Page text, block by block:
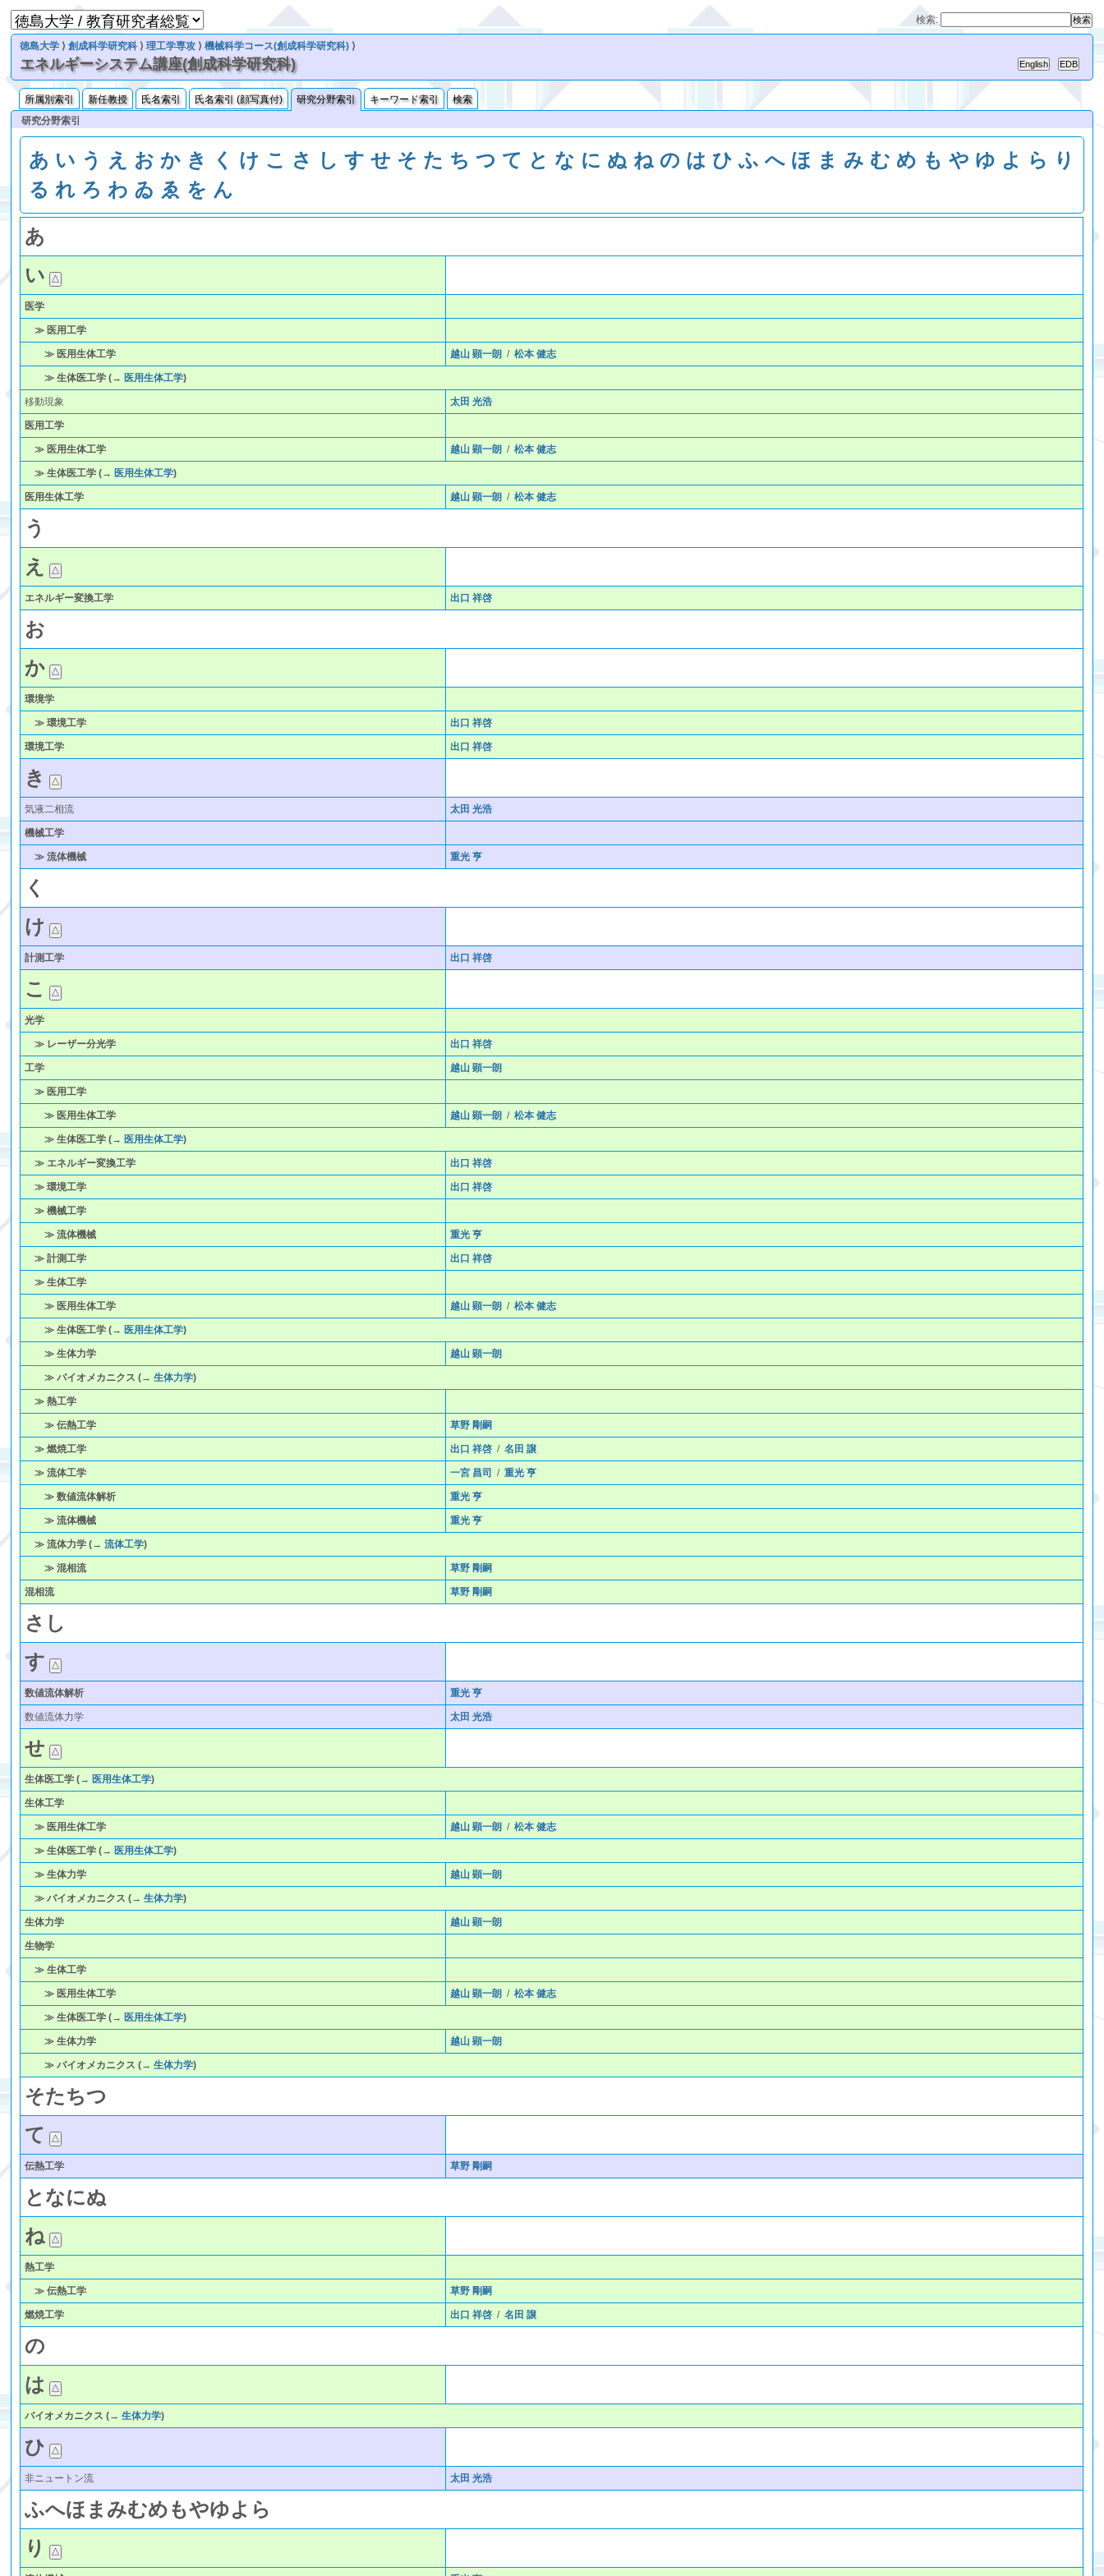
検索:
徳島大学 ⟩創成科学研究科 ⟩理工学専攻 ⟩機械科学コース(創成科学研究科) ⟩
エネルギーシステム講座(創成科学研究科)
所属別索引 新任教授 氏名索引 氏名索引 (顔写真付) 研究分野索引 キーワード索引
検索
研究分野索引
あ い う え お か き く け こ さ し す せ そ た ち つ て と な に ぬ ね の は ひ ふ へ ほ ま み む め も や ゆ よ ら り
る れ ろ わ ゐ ゑ を ん
あ
い
医学
≫ 医用工学
≫ 医用生体工学 越山 顕一朗 /松本 健志
≫ 生体医工学 (→ 医用生体工学)
移動現象 太田 光浩
医用工学
≫ 医用生体工学 越山 顕一朗 /松本 健志
≫ 生体医工学 (→ 医用生体工学)
医用生体工学 越山 顕一朗 /松本 健志
う
え
エネルギー変換工学 出口 祥啓
お
か
環境学
≫ 環境工学 出口 祥啓
環境工学 出口 祥啓
き
気液二相流 太田 光浩
機械工学
≫ 流体機械 重光 亨
く
け
計測工学 出口 祥啓
こ
光学
≫ レーザー分光学 出口 祥啓
工学 越山 顕一朗
≫ 医用工学
≫ 医用生体工学 越山 顕一朗 /松本 健志
≫ 生体医工学 (→ 医用生体工学)
≫ エネルギー変換工学 出口 祥啓
≫ 環境工学 出口 祥啓
≫ 機械工学
≫ 流体機械 重光 亨
≫ 計測工学 出口 祥啓
≫ 生体工学
≫ 医用生体工学 越山 顕一朗 /松本 健志
≫ 生体医工学 (→ 医用生体工学)
≫ 生体力学 越山 顕一朗
≫ バイオメカニクス (→生体力学)
≫ 熱工学
≫ 伝熱工学 草野 剛嗣
≫ 燃焼工学 出口 祥啓 /名田 譲
≫ 流体工学 一宮 昌司 /重光 亨
≫ 数値流体解析 重光 亨
≫ 流体機械 重光 亨
≫ 流体力学 (→流体工学)
≫ 混相流 草野 剛嗣
混相流 草野 剛嗣
さ し
す
数値流体解析 重光 亨
数値流体力学 太田 光浩
せ
生体医工学 (→ 医用生体工学)
生体工学
≫ 医用生体工学 越山 顕一朗 /松本 健志
≫ 生体医工学 (→ 医用生体工学)
≫ 生体力学 越山 顕一朗
≫ バイオメカニクス (→生体力学)
生体力学 越山 顕一朗
生物学
≫ 生体工学
≫ 医用生体工学 越山 顕一朗 /松本 健志
≫ 生体医工学 (→ 医用生体工学)
≫ 生体力学 越山 顕一朗
≫ バイオメカニクス (→生体力学)
そたちつ
て
伝熱工学 草野 剛嗣
と なにぬ
ね
熱工学
≫ 伝熱工学 草野 剛嗣
燃焼工学 出口 祥啓 /名田 譲
の
は
バイオメカニクス (→生体力学)
ひ
非ニュートン流 太田 光浩
ふへほ ま みむめもやゆよ ら
り